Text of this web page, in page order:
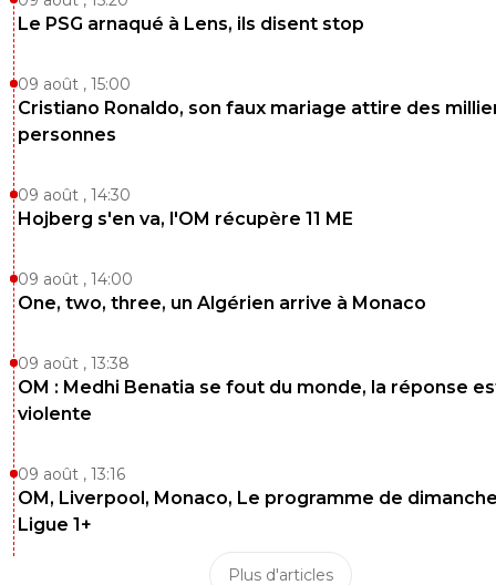
Le PSG arnaqué à Lens, ils disent stop
09 août , 15:00
Cristiano Ronaldo, son faux mariage attire des
personnes
09 août , 14:30
Hojberg s'en va, l'OM récupère 11 ME
09 août , 14:00
One, two, three, un Algérien arrive à Monaco
09 août , 13:38
OM : Medhi Benatia se fout du monde, la réponse
violente
09 août , 13:16
OM, Liverpool, Monaco, Le programme de
Ligue 1+
Plus d'articles